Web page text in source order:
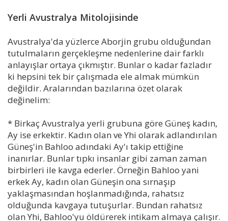
Yerli Avustralya Mitolojisinde
Avustralya'da yüzlerce Aborjin grubu olduğundan
tutulmaların gerçekleşme nedenlerine dair farklı
anlayışlar ortaya çıkmıştır. Bunlar o kadar fazladır
ki hepsini tek bir çalışmada ele almak mümkün
değildir. Aralarından bazılarına özet olarak
değinelim:
* Birkaç Avustralya yerli grubuna göre Güneş kadın,
Ay ise erkektir. Kadın olan ve Yhi olarak adlandırılan
Güneş'in Bahloo adındaki Ay'ı takip ettiğine
inanırlar. Bunlar tıpkı insanlar gibi zaman zaman
birbirleri ile kavga ederler. Örneğin Bahloo yani
erkek Ay, kadın olan Güneşin ona sırnaşıp
yaklaşmasından hoşlanmadığında, rahatsız
olduğunda kavgaya tutuşurlar. Bundan rahatsız
olan Yhi, Bahloo'yu öldürerek intikam almaya çalışır.